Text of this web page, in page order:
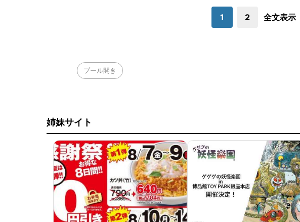
1 2 全文表示
プール開き
姉妹サイト